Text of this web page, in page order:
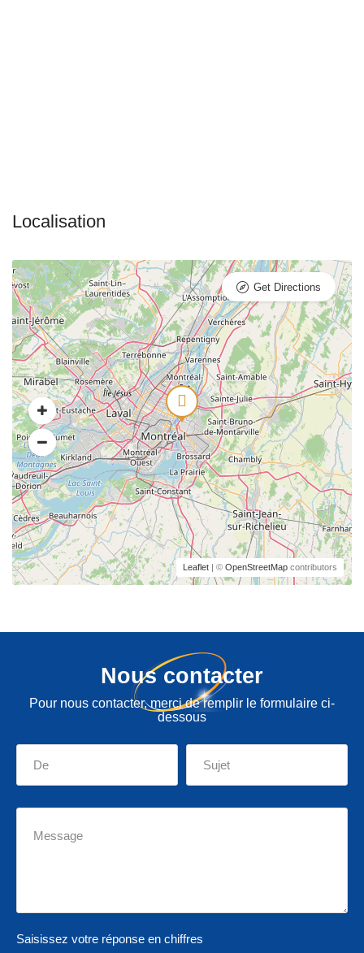
Leaflet | © OpenStreetMap contributors
Get Directions
Nous contacter
Pour nous contacter, merci de remplir le formulaire ci-
dessous
Saisissez votre réponse en chiffres